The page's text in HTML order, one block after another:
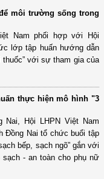
môi trường sống trong
Nam phối hợp với Hội
lớp tập huấn hướng dẫn
với sự tham gia của
thực hiện mô hình "3
Nai, Hội LHPN Việt Nam
Đồng Nai tổ chức buổi tập
bếp, sạch ngõ” gắn với
sạch - an toàn cho phụ nữ